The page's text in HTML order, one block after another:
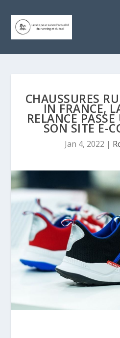
CHAUSSURES
IN FRANCE,
RELANCE
SON SITE E-
Jan 4, 2022 |